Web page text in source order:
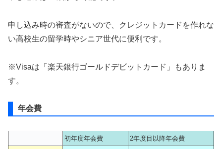
申し込み時の審査がないので、クレジットカードを作れな
い高校生の留学時やシニア世代に便利です。
※Visaは「楽天銀行ゴールドデビットカード」もありま
す。
年会費
初年度年会費
2年度目以降年会費